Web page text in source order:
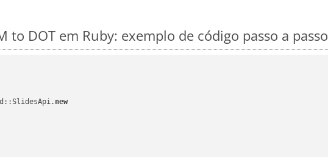
to DOT em Ruby: exemplo de código passo a passo
new